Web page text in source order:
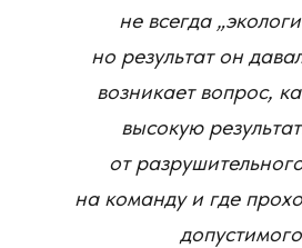
не всегда
но результат он
возникает вопрос,
высокую
от
на команду и где